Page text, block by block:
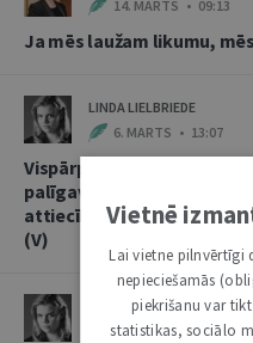
14. MARTS • 09:13
Ja mēs laužam likumu,
LINDA LIELBRIEDE
6. MARTS • 13:07
Vispārpieņemtās
palīgavota vieta un loma
attiecībās, sniedzot
(V)
LINDA LIELBRIEDE
20. FEBRUĀRIS • 11:13
Vietnē
Lai vietne pilnvērtīgi
nepieciešamās
piekrišanu var
statistikas, sociālo